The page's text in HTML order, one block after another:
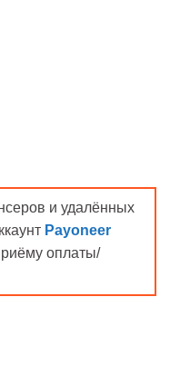
и удалённых
Payoneer
оплаты/